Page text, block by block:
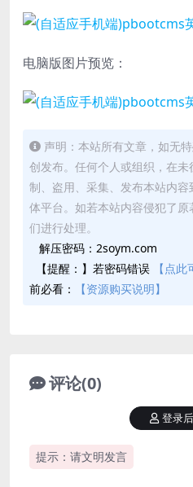
电脑版图片预览：
声明：本站所有文章，如无
创发布。任何个人或组织，在
制、盗用、采集、发布本站内
体平台。如若本站内容侵犯了
们进行处理。
解压密码：2soym.com
【提醒：】若密码错误
【点
前必看：
【资源购买说明】
评论(0)
提示：请文明发言
登录